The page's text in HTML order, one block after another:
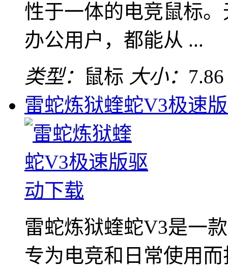
性于一体的电竞鼠标
办公用户，都能从 ...
类型： 鼠标 大小：
雷蛇炼狱蝰蛇V3极速
雷蛇炼狱蝰蛇V3是一
专为电竞和日常使用